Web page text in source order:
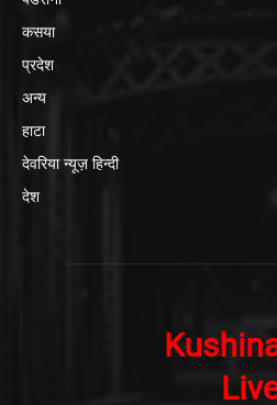
कसया
प्रदेश
अन्य
हाटा
देवरिया न्यूज़ हिन्दी
देश